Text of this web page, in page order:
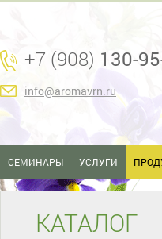
+7 (908) 130-
info@aromavrn.ru
СЕМИНАРЫ УСЛУГИ
КАТАЛОГ